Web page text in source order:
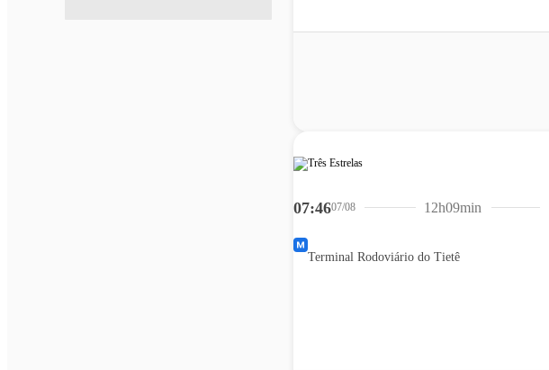
07:4607/08
Terminal Rodoviário do Tietê
12h09min